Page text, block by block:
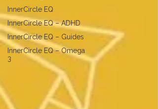
InnerCircle EQ
InnerCircle EQ – ADHD
InnerCircle EQ – Guides
InnerCircle EQ – Omega
3